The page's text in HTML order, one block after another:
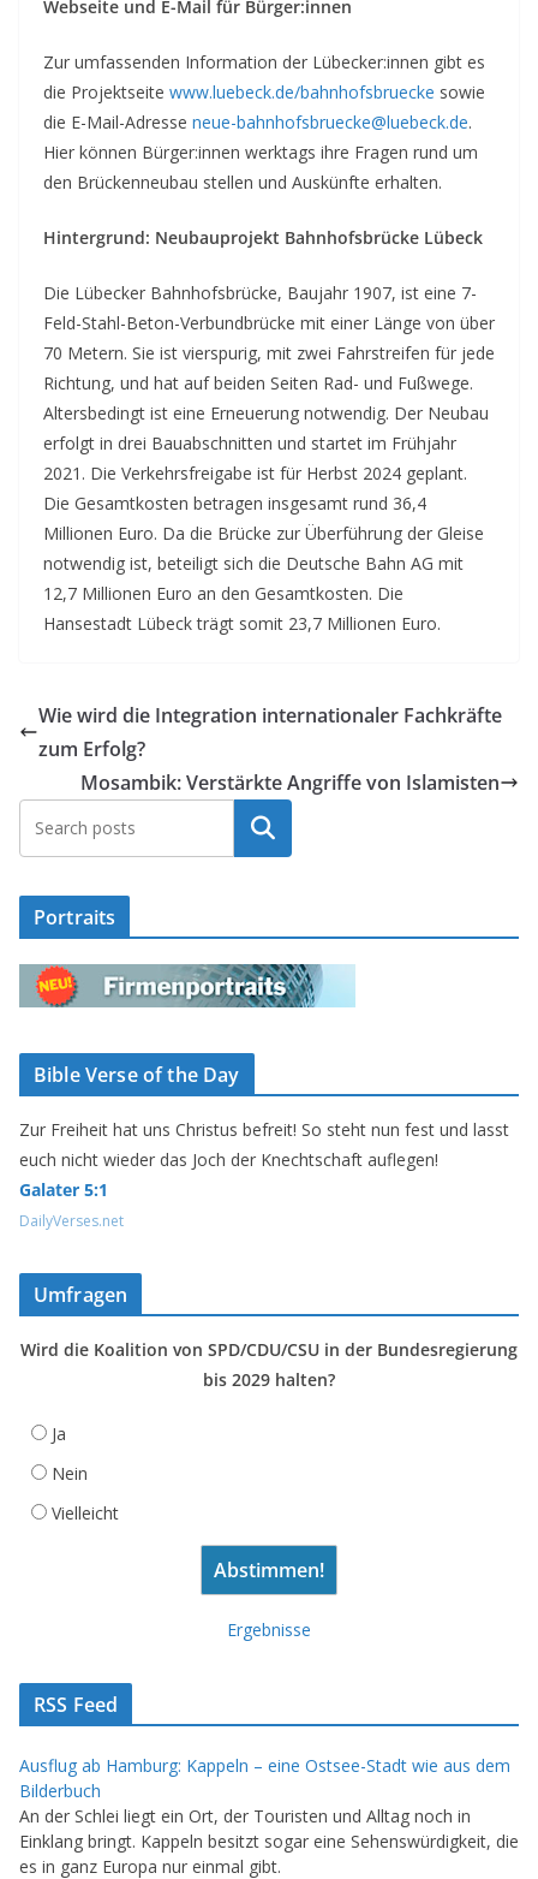
Webseite und E-Mail für Bürger:innen
Zur umfassenden Information der Lübecker:innen gibt es
die Projektseite www.luebeck.de/bahnhofsbruecke sowie
die E-Mail-Adresse neue-bahnhofsbruecke@luebeck.de.
Hier können Bürger:innen werktags ihre Fragen rund um
den Brückenneubau stellen und Auskünfte erhalten.
Hintergrund: Neubauprojekt Bahnhofsbrücke Lübeck
Die Lübecker Bahnhofsbrücke, Baujahr 1907, ist eine 7-
Feld-Stahl-Beton-Verbundbrücke mit einer Länge von über
70 Metern. Sie ist vierspurig, mit zwei Fahrstreifen für jede
Richtung, und hat auf beiden Seiten Rad- und Fußwege.
Altersbedingt ist eine Erneuerung notwendig. Der Neubau
erfolgt in drei Bauabschnitten und startet im Frühjahr
2021. Die Verkehrsfreigabe ist für Herbst 2024 geplant.
Die Gesamtkosten betragen insgesamt rund 36,4
Millionen Euro. Da die Brücke zur Überführung der Gleise
notwendig ist, beteiligt sich die Deutsche Bahn AG mit
12,7 Millionen Euro an den Gesamtkosten. Die
Hansestadt Lübeck trägt somit 23,7 Millionen Euro.
Wie wird die Integration internationaler Fachkräfte
zum Erfolg?
Mosambik: Verstärkte Angriffe von Islamisten
Suchen
Portraits
Bible Verse of the Day
Zur Freiheit hat uns Christus befreit! So steht nun fest und lasst
euch nicht wieder das Joch der Knechtschaft auflegen!
Galater 5:1
DailyVerses.net
Umfragen
Wird die Koalition von SPD/CDU/CSU in der Bundesregierung
bis 2029 halten?
Ja
Nein
Vielleicht
Ergebnisse
RSS Feed
Ausflug ab Hamburg: Kappeln – eine Ostsee-Stadt wie aus dem
Bilderbuch
An der Schlei liegt ein Ort, der Touristen und Alltag noch in
Einklang bringt. Kappeln besitzt sogar eine Sehenswürdigkeit, die
es in ganz Europa nur einmal gibt.